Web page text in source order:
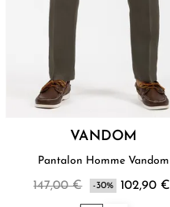
VANDOM
Pantalon Homme Vandom
147,00 € -30% 102,90 €